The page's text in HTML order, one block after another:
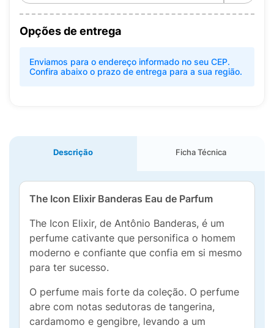
Opções de entrega
Enviamos para o endereço informado no seu CEP.
Confira abaixo o prazo de entrega para a sua região.
Descrição Ficha Técnica
The Icon Elixir Banderas Eau de Parfum
The Icon Elixir, de Antônio Banderas, é um
perfume cativante que personifica o homem
moderno e confiante que confia em si mesmo
para ter sucesso.
O perfume mais forte da coleção. O perfume
abre com notas sedutoras de tangerina,
cardamomo e gengibre, levando a um